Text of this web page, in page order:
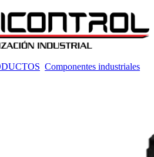
Componentes industriales